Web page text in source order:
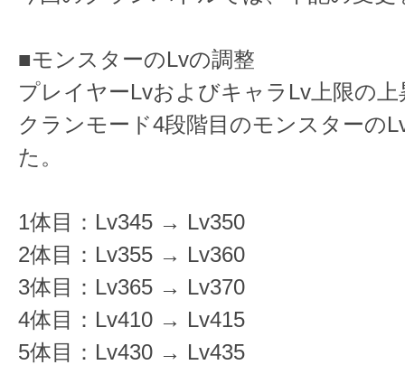
■モンスターのLvの調整
プレイヤーLvおよびキャラLv上限の
クランモード4段階目のモンスターの
た。
1体目：Lv345 → Lv350
2体目：Lv355 → Lv360
3体目：Lv365 → Lv370
4体目：Lv410 → Lv415
5体目：Lv430 → Lv435